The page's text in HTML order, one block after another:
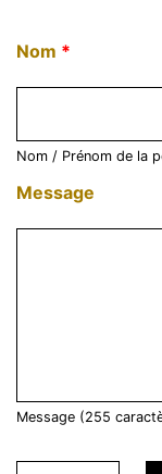
Nom *
Nom / Prénom de la
Message
Message (255